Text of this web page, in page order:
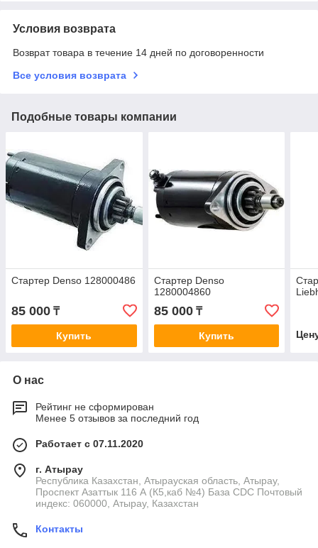
Условия возврата
Возврат товара в течение 14 дней по договоренности
Все условия возврата
Подобные товары компании
Стартер Denso 128000486
85 000 ₸
Купить
Стартер Denso
1280004860
85 000₸
Купить
О нас
Рейтинг не сформирован
Менее 5 отзывов за последний год
Работает с 07.11.2020
г. Атырау
Республика Казахстан, Атырауская область, Атырау,
Проспект Азаттык 116 А (К5,каб №4) База CDC Почтовый
индекс: 060000, Атырау, Казахстан
Контакты